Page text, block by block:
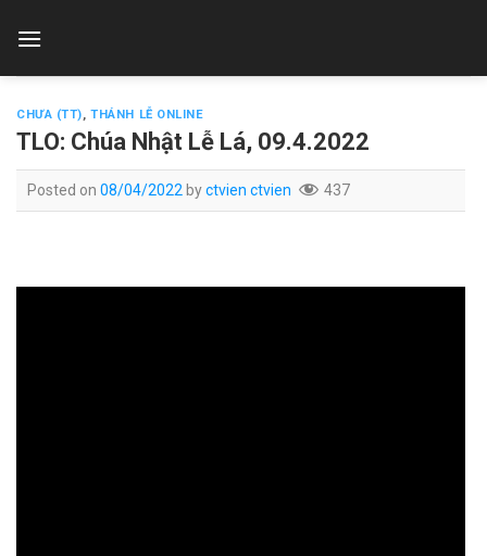
CHƯA (TT),THÁNH LỄ ONLINE
TLO: Chúa Nhật Lễ Lá, 09.4.2022
Posted on 08/04/2022 byctvien ctvien 437